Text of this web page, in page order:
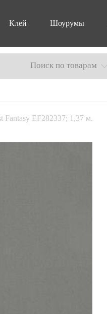
Клей Шоурумы
Поиск по товарам
Fantasy EF282337; 1,37 м.